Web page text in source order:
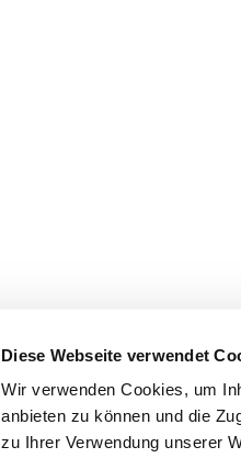
Diese Webseite verwendet
Wir verwenden Cookies, um
anbieten zu können und die
zu Ihrer Verwendung unserer